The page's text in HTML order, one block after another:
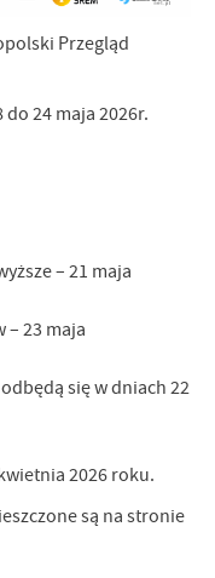
Przegląd
24 maja 2026r.
– 21 maja
– 23 maja
się w dniach 22
2026 roku.
są na stronie